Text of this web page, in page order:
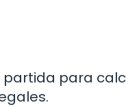
partida para